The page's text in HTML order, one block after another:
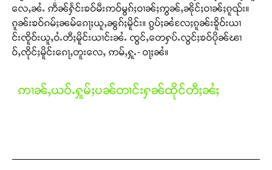
လေႇၼႆႉ ဢဵၼ်ႁႅင်းၶဝ်မီးဢဝ်မွၵ်ႈဝၢၼ်ႈဢွၼ်ႇၼိုင်ႈဝၢၼ်ႈၵူၺ်း။
ၵူၼ်းၶဝ်ၵမ်ႈၼမ်ၵေႃႈယူႇၼွၵ်ႈမိူင်း။ ၵွပ်ႈၼႆလႄႈၵူၼ်းၶိူဝ်းယၢ
င်းၸိူဝ်းယူႇဝႆႉတီႈမိူင်းယၢင်းၼႆႉ ၸွင်ႇတေႁပ်ႉလွင်ႈၶဝ်ပိုၼ်ၽၢ
ဝ်ႇၸိုင်ႈမိူင်းၵေႃႇတူးလေႇ ဢမ်ႇႁူႉ- ဝႃႈၼႆ။
ဢၢၼ်ႇယဝ်ႉႁူမ်ႈပၼ်တၢင်းႁၼ်ထိုင်တီႈၼႆႈ